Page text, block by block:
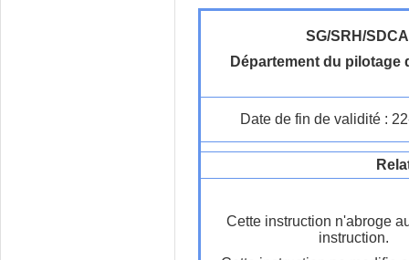
SG/SRH/
Département du pilotage
Date de fin de validité :
Cette instruction n'abroge
instruction.